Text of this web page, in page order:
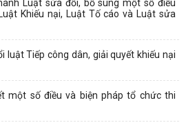
Luật sửa đổi, bổ sung một số điều
Khiếu nại, Luật Tố cáo và Luật sửa
luật Tiếp công dân, giải quyết khiếu nại
một số điều và biện pháp tổ chức thi